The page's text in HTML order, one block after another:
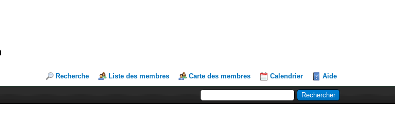
Recherche Liste des membres Carte des membres Calendrier Aide